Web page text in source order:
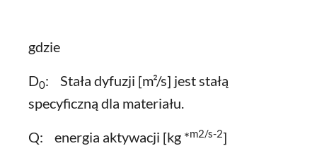
gdzie
D0: Stała dyfuzji [m²/s] jest stałą
specyficzną dla materiału.
Q: energia aktywacji [kg *m2/s-2]